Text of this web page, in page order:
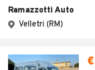
Ramazzotti Auto
Velletri (RM)